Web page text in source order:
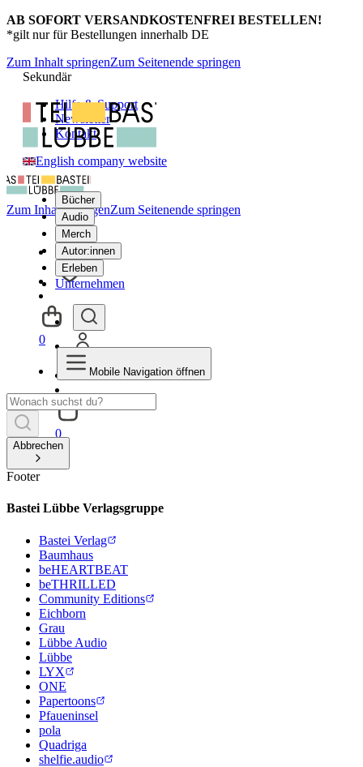
AB SOFORT VERSANDKOSTENFREI BESTELLEN!
*gilt nur für Bestellungen innerhalb DE
Zum Inhalt springenZum Seitenende springen
Sekundär
Hilfe & Support
Newsletter
Kontakt
English company website
Bücher
Audio
Merch
Autor:innen
Erleben
Unternehmen
0
Zum Inhalt springenZum Seitenende springen
0
Mobile Navigation öffnen
Abbrechen
Footer
Bastei Lübbe Verlagsgruppe
Bastei Verlag
Baumhaus
beHEARTBEAT
beTHRILLED
Community Editions
Eichborn
Grau
Lübbe Audio
Lübbe
LYX
ONE
Papertoons
Pfaueninsel
pola
Quadriga
shelfie.audio